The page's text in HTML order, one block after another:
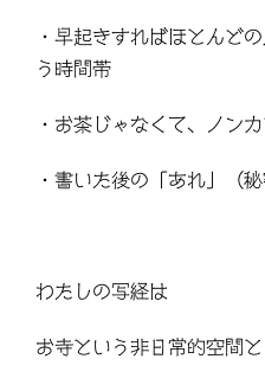
・早起きすればほとんど
う時間帯
・お茶じゃなくて、ノン
・書いた後の「あれ」（秘
わたしの写経は
お寺という非日常的空間と